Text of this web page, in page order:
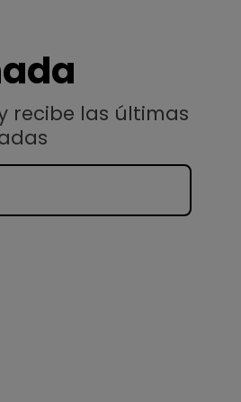
recibe las últimas